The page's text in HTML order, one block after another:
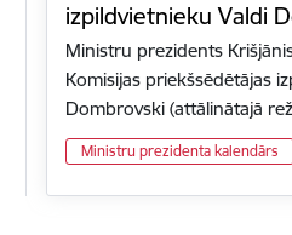
izpildvietnieku Valdi
Ministru prezidents
Komisijas priekšsēdētājas
Dombrovski (attālinātajā
Ministru prezidenta kalendārs